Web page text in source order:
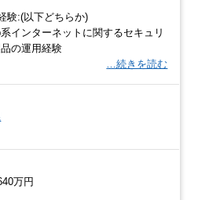
験:(以下どちらか)
系インターネットに関するセキュリ
の運用経験
…続きを読む
万円